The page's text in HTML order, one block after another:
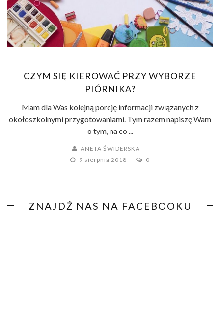
CZYM SIĘ KIEROWAĆ PRZY WYBORZE
PIÓRNIKA?
Mam dla Was kolejną porcję informacji związanych z
okołoszkolnymi przygotowaniami. Tym razem napiszę Wam
o tym, na co ...
ANETA ŚWIDERSKA
9 sierpnia 2018
0
ZNAJDŹ NAS NA FACEBOOKU